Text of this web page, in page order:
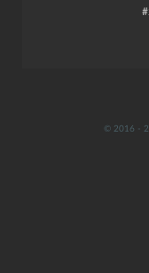
şair, bir taşı oyup
© 2016 -